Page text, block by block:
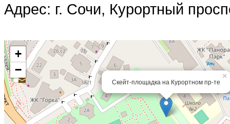
Адрес: г. Сочи, Курортный
Скейт-площадка на Курортном пр-те
×
+
−